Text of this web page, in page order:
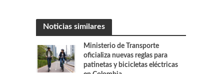
Noticias similares
Ministerio de Transporte
oficializa nuevas reglas para
patinetas y bicicletas eléctricas